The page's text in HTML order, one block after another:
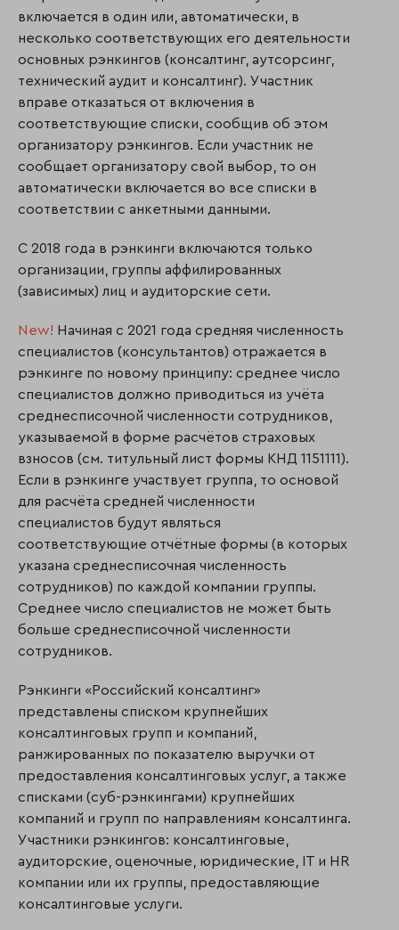
включается в один или, автоматически, в
несколько соответствующих его деятельности
основных рэнкингов (консалтинг, аутсорсинг,
технический аудит и консалтинг). Участник
вправе отказаться от включения в
соответствующие списки, сообщив об этом
организатору рэнкингов. Если участник не
сообщает организатору свой выбор, то он
автоматически включается во все списки в
соответствии с анкетными данными.
С 2018 года в рэнкинги включаются только
организации, группы аффилированных
(зависимых) лиц и аудиторские сети.
New! Начиная с 2021 года средняя численность
специалистов (консультантов) отражается в
рэнкинге по новому принципу: среднее число
специалистов должно приводиться из учёта
среднесписочной численности сотрудников,
указываемой в форме расчётов страховых
взносов (см. титульный лист формы КНД 1151111).
Если в рэнкинге участвует группа, то основой
для расчёта средней численности
специалистов будут являться
соответствующие отчётные формы (в которых
указана среднесписочная численность
сотрудников) по каждой компании группы.
Среднее число специалистов не может быть
больше среднесписочной численности
сотрудников.
Рэнкинги «Российский консалтинг»
представлены списком крупнейших
консалтинговых групп и компаний,
ранжированных по показателю выручки от
предоставления консалтинговых услуг, а также
списками (суб-рэнкингами) крупнейших
компаний и групп по направлениям консалтинга.
Участники рэнкингов: консалтинговые,
аудиторские, оценочные, юридические, IT и HR
компании или их группы, предоставляющие
консалтинговые услуги.